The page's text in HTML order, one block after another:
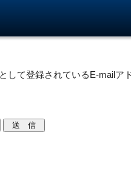
て登録されているE-mailア